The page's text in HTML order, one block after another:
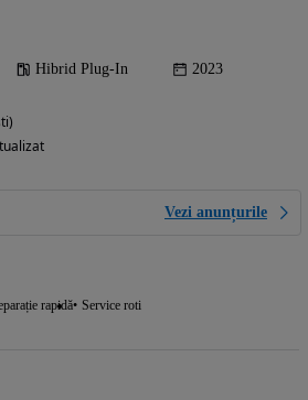
Hibrid Plug-In 2023
Vezi anunțurile
rapidă Service roti